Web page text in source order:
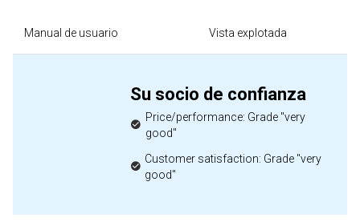
Manual de usuario Vista explotada
Su socio de confianza
Price/performance: Grade "very
good"
Customer satisfaction: Grade "very
good"